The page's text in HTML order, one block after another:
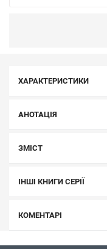
ХАРАКТЕРИСТИКИ
АНОТАЦІЯ
ЗМІСТ
ІНШІ КНИГИ СЕРІЇ
КОМЕНТАРІ